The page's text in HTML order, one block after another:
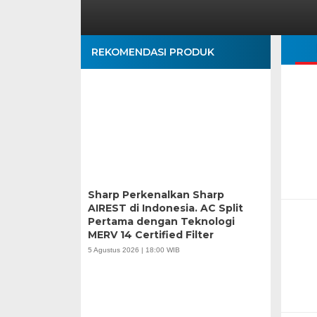
REKOMENDASI PRODUK
Sharp Perkenalkan Sharp
AIREST di Indonesia. AC Split
Pertama dengan Teknologi
MERV 14 Certified Filter
5 Agustus 2026 | 18:00 WIB